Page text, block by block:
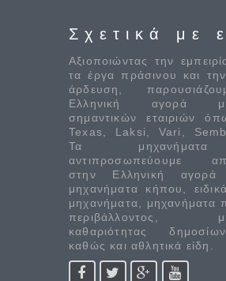
Σχετικά με
Αξιοποιώντας την
τα έργα πράσινου και
άρδευση,
Ελληνική αγορά
σημαντικών εταιριών
Texas, Laksi, Vari,
Τα
αντιπροσωπεύουμε
στην Ελληνική αγορά
μηχανήματα κήπου,
μηχανήματα, μηχανήματα
περιβάλλοντος,
καθαριότητας
καθώς και αθλητικά είδη.